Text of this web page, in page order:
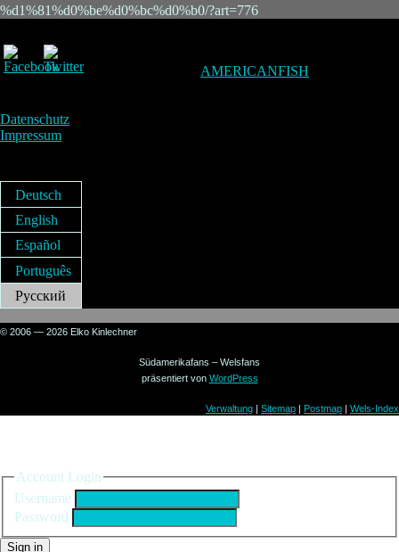
%d1%81%d0%be%d0%bc%d0%b0/?art=776
AMERICANFISH
Datenschutz
Impressum
Deutsch
English
Español
Português
Русский
© 2006 — 2026 Elko Kinlechner
Südamerikafans – Welsfans
präsentiert von WordPress
Verwaltung Sitemap Postmap Wels-Index
Account Login
Username
Password
Sign in